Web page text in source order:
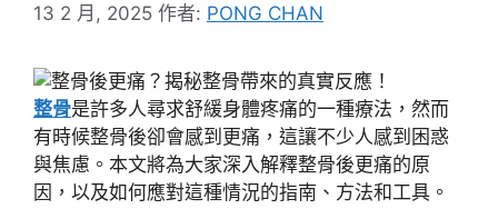
13 2 月, 2025 作者: PONG CHAN
整骨是許多人尋求舒緩身體疼痛的一種療法，然而
有時候整骨後卻會感到更痛，這讓不少人感到困惑
與焦慮。本文將為大家深入解釋整骨後更痛的原
因，以及如何應對這種情況的指南、方法和工具。